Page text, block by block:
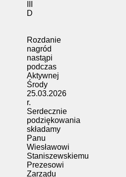
D
Rozdanie
nagród
nastąpi
podczas
Aktywnej
Środy
25.03.2026
r.
Serdecznie
podziękowania
składamy
Panu
Wiesławowi
Staniszewskiemu
Prezesowi
Zarządu